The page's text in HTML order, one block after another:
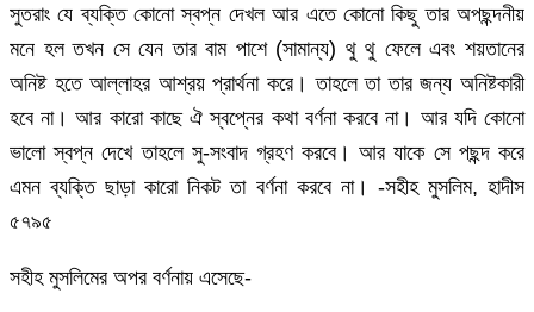
সুতরাং যে ব্যক্তি কোনো স্বপ্ন দেখল আর এতে কোনো কিছু তার অপছন্দনীয়
মনে হল তখন সে যেন তার বাম পাশে (সামান্য) থু থু ফেলে এবং শয়তানের
অনিষ্ট হতে আল্লাহর আশ্রয় প্রার্থনা করে। তাহলে তা তার জন্য অনিষ্টকারী
হবে না। আর কারো কাছে ঐ স্বপ্নের কথা বর্ণনা করবে না। আর যদি কোনো
ভালো স্বপ্ন দেখে তাহলে সু-সংবাদ গ্রহণ করবে। আর যাকে সে পছন্দ করে
এমন ব্যক্তি ছাড়া কারো নিকট তা বর্ণনা করবে না। -সহীহ মুসলিম, হাদীস
৫৭৯৫
সহীহ মুসলিমের অপর বর্ণনায় এসেছে-